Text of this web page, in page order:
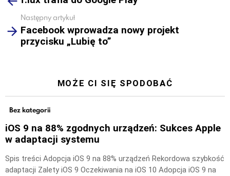
Następny artykuł
Facebook wprowadza nowy projekt
przycisku „Lubię to”
MOŻE CI SIĘ SPODOBAĆ
Bez kategorii
iOS 9 na 88% zgodnych urządzeń: Sukces Apple
w adaptacji systemu
Spis treści Adopcja iOS 9 na 88% urządzeń Rekordowa szybkość
adaptacji Zalety iOS 9 Oczekiwania na iOS 10 Adopcja iOS 9 na